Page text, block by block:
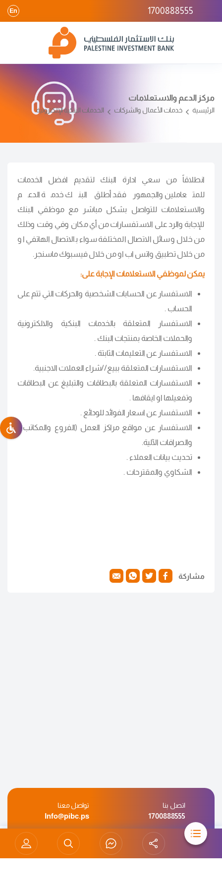
1700888555
En
مركز الدعم والاستعلامات
الرئيسية خدمات الأعمال والشركات الخدمات البنكية الإلكترونية
انطلاقاً من سعي ادارة البنك لتقديم افضل الخدمات
للمتعاملين والجمهور فقد أطلق البنك خدمة الدعم
والاستعلامات للتواصل بشكل مباشر مع موظفي البنك
للإجابة والرد على الاستفسارات من أي مكان وفي وقت وذلك
من خلال وسائل الاتصال المختلفة سواء بالاتصال الهاتفي او
من خلال تطبيق واتس اب او من خلال فيسبوك ماسنجر.
يمكن لموظفي الاستعلامات الإجابة على:
الاستفسار عن الحسابات الشخصية والحركات التي تتم على
الحساب .
الاستفسار المتعلقة بالخدمات البنكية والالكترونية
والحملات الخاصة بمنتجات البنك .
الاستفسار عن التعليمات الثابتة .
الاستفسارات المتعلقة ببيع//شراء العملات الاجنبية.
الاستفسارات المتعلقة بالبطاقات والتبليغ عن البطاقات
وتفعيلها او ايقافها .
الاستفسار عن اسعار الفوائد للودائع .
الاستفسار عن مواقع مراكز العمل (الفروع والمكاتب )
والصرافات الآلية.
تحديث بيانات العملاء .
الشكاوي والمقترحات .
مشاركة
اتصل بنا
1700888555
تواصل معنا
Info@pibc.ps
واتساب
+970 599 995 262
تواصل معنا
ارسل لنا